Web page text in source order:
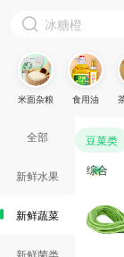
米面杂粮 食用油
全部
新鲜水果
新鲜蔬菜
新鲜菌类
茄果菜类 豆菜类
综合